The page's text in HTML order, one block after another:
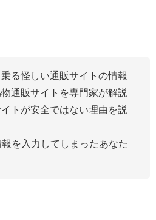
乗る怪しい通販サイトの情報
通販サイトを専門家が解説
トが安全ではない理由を説
を入力してしまったあなた